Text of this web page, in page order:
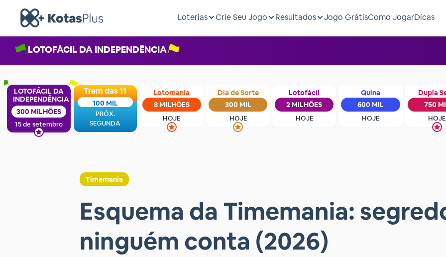
Loterias Crie Seu Jogo Resultados Jogo GrátisComo JogarDicas
LOTOFÁCIL DA INDEPENDÊNCIA
LOTOFÁCIL DA
INDEPENDÊNCIA
300 MILHÕES
15 de setembro
Trem das 11
100 MIL
PRÓX.
SEGUNDA
Lotomania
8 MILHÕES
HOJE
Dia de Sorte
300 MIL
HOJE
Lotofácil
2 MILHÕES
HOJE
Quina
600 MIL
HOJE
Dupla
750
HOJE
Timemania
Esquema da Timemania:
ninguém conta (2026)